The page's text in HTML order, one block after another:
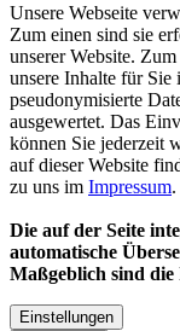
Unsere Webseite
Zum einen sind sie
unserer Website.
unsere Inhalte für Sie
pseudonymisierte
ausgewertet. Das
können Sie jederzeit
auf dieser Website
zu uns im Impressum.
Die auf der Seite
automatische
Maßgeblich sind
Einstellungen